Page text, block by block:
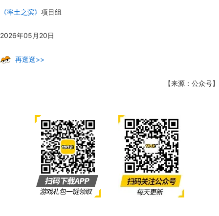
《率土之滨》 项目组
2026年05月20日
再逛逛>>
【来源：公众号】